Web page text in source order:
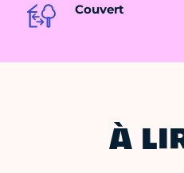
Couvert
À